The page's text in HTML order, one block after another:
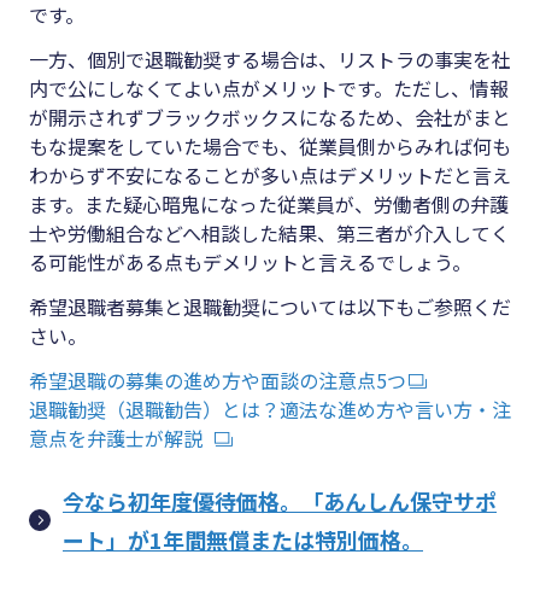
です。
一方、個別で退職勧奨する場合は、リストラの事実を社
内で公にしなくてよい点がメリットです。ただし、情報
が開示されずブラックボックスになるため、会社がまと
もな提案をしていた場合でも、従業員側からみれば何も
わからず不安になることが多い点はデメリットだと言え
ます。また疑心暗鬼になった従業員が、労働者側の弁護
士や労働組合などへ相談した結果、第三者が介入してく
る可能性がある点もデメリットと言えるでしょう。
希望退職者募集と退職勧奨については以下もご参照くだ
さい。
希望退職の募集の進め方や面談の注意点5つ
退職勧奨（退職勧告）とは？適法な進め方や言い方・注
意点を弁護士が解説
今なら初年度優待価格。「あんしん保守サポ
ート」が1年間無償または特別価格。